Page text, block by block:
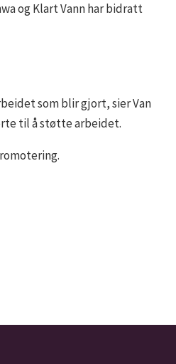
og Klart Vann har bidratt
som blir gjort, sier Van
til å støtte arbeidet.